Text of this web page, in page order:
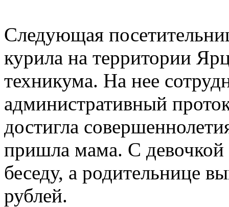
Следующая
курила на территории
техникума. На нее
административный
достигла
пришла мама. С
беседу, а родительнице
рублей.